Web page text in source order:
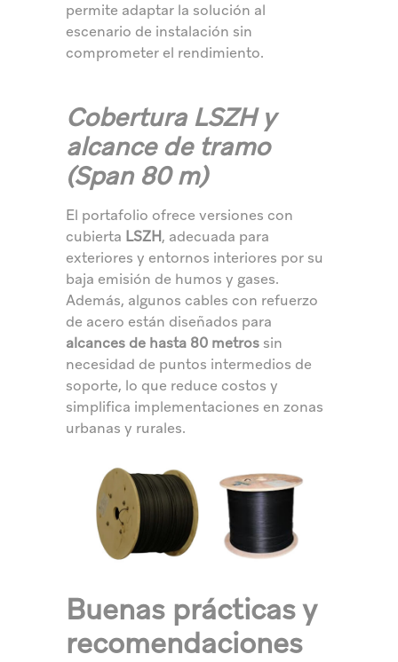
permite adaptar la solución al
escenario de instalación sin
comprometer el rendimiento.
Cobertura LSZH y
alcance de tramo
(Span 80 m)
El portafolio ofrece versiones con
cubierta LSZH, adecuada para
exteriores y entornos interiores por su
baja emisión de humos y gases.
Además, algunos cables con refuerzo
de acero están diseñados para
alcances de hasta 80 metros sin
necesidad de puntos intermedios de
soporte, lo que reduce costos y
simplifica implementaciones en zonas
urbanas y rurales.
Buenas prácticas y
recomendaciones